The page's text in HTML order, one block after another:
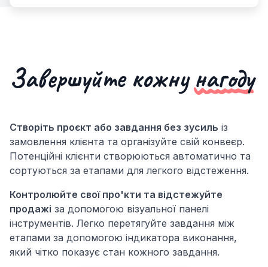
Завершуйте кожнунагоду
Створіть проєкт або завдання без зусиль із
замовлення клієнта та організуйте свій конвеєр.
Потенційні клієнти створюються автоматично та
сортуються за етапами для легкого відстеження.
Контролюйте свої про'кти та відстежуйте
продажі за допомогою візуальної панелі
інструментів. Легко перетягуйте завдання між
етапами за допомогою індикатора виконання,
який чітко показує стан кожного завдання.